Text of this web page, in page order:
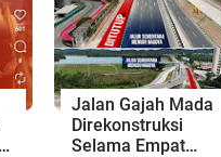
Jalan Gajah Mada
Direkonstruksi
Selama Empat